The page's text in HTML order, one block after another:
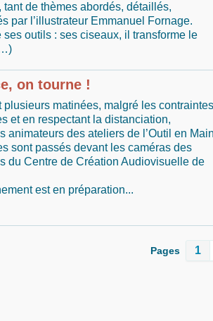
tant de thèmes abordés, détaillés,
par l’illustrateur Emmanuel Fornage.
ses outils : ses ciseaux, il transforme le
on tourne !
plusieurs matinées, malgré les contraintes
et en respectant la distanciation,
animateurs des ateliers de l’Outil en
sont passés devant les caméras des
du Centre de Création Audiovisuelle de
est en préparation...
Pages 1